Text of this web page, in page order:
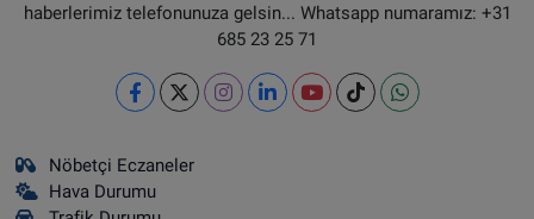
haberlerimiz telefonunuza gelsin... Whatsapp numaramız: +31
685 23 25 71
Nöbetçi Eczaneler
Hava Durumu